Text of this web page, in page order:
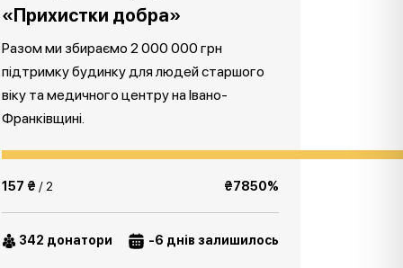
«Прихистки добра»
Разом ми збираємо 2 000 000 грн
підтримку будинку для людей старшого
віку та медичного центру на Івано-
Франківщині.
157 ₴ / 2 ₴7850%
342 донатори -6 днів залишилось